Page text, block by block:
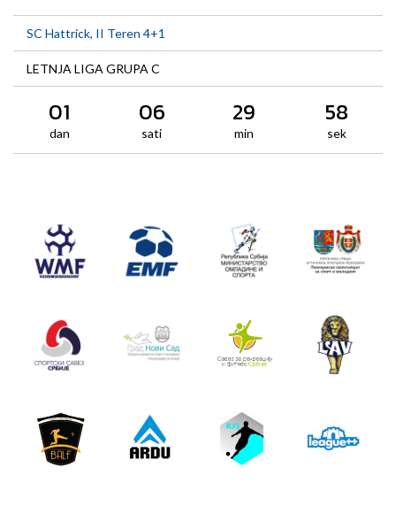
SC Hattrick, II Teren 4+1
LETNJA LIGA GRUPA C
01
dan
06
sati
29
min
58
sek